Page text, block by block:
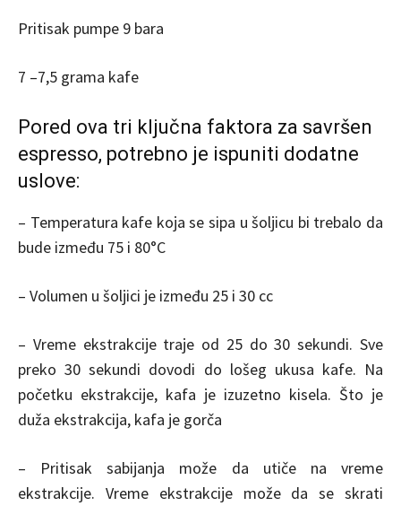
Pritisak pumpe 9 bara
7 –7,5 grama kafe
Pored ova tri ključna faktora za savršen
espresso, potrebno je ispuniti dodatne
uslove:
– Temperatura kafe koja se sipa u šoljicu bi trebalo da
bude između 75 i 80°C
– Volumen u šoljici je između 25 i 30 cc
– Vreme ekstrakcije traje od 25 do 30 sekundi. Sve
preko 30 sekundi dovodi do lošeg ukusa kafe. Na
početku ekstrakcije, kafa je izuzetno kisela. Što je
duža ekstrakcija, kafa je gorča
– Pritisak sabijanja može da utiče na vreme
ekstrakcije. Vreme ekstrakcije može da se skrati